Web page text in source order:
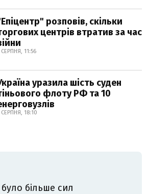
розповів, скільки
центрів втратив за час
СЕРПНЯ, 11:56
уразила шість суден
флоту РФ та 10
СЕРПНЯ, 18:10
більше сил